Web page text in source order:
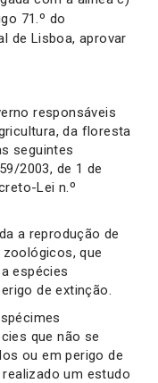
71.º do
de Lisboa, aprovar
responsáveis
da floresta
seguintes
2003, de 1 de
Lei n.º
a reprodução de
que
espécies
de extinção.
que não se
ou em perigo de
um estudo